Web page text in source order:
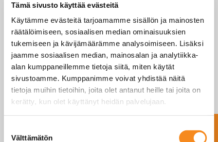
Tämä sivusto käyttää evästeitä
Käytämme evästeitä tarjoamamme sisällön ja mainosten
räätälöimiseen, sosiaalisen median ominaisuuksien
tukemiseen ja kävijämäärämme analysoimiseen. Lisäksi
jaamme sosiaalisen median, mainosalan ja analytiikka-
alan kumppaneillemme tietoja siitä, miten käytät
sivustoamme. Kumppanimme voivat yhdistää näitä
tietoja muihin tietoihin, joita olet antanut heille tai joita on
kerätty, kun olet käyttänyt heidän palvelujaan.
valinta
Välttämätön
Hyllystä löytyy kokoja 58x40mm, 58x60mm ja
58x111mm
SINUA SAATTAISI
KIINNOSTAA MYÖS